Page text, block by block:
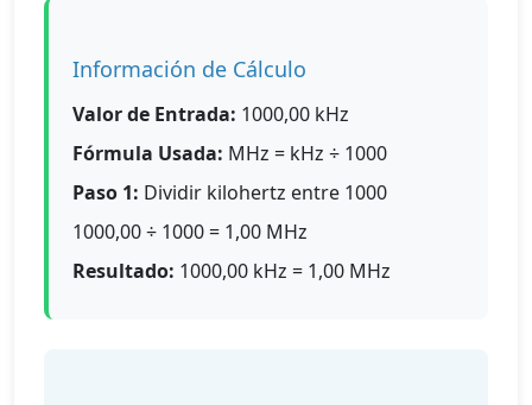
Información de Cálculo
Valor de Entrada: 1000,00 kHz
Fórmula Usada: MHz = kHz ÷ 1000
Paso 1: Dividir kilohertz entre 1000
1000,00 ÷ 1000 = 1,00 MHz
Resultado: 1000,00 kHz = 1,00 MHz